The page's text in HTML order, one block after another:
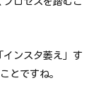
ンスタ萎え」す
とですね。